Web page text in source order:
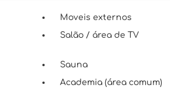
Moveis externos
Salão / área de TV
Sauna
Academia (área comum)